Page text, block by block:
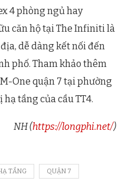
4 phòng ngủ hay
căn hộ tại The Infiniti là
dễ dàng kết nối đến
phố. Tham khảo thêm
One quận 7 tại phường
tầng của cầu TT4.
NH (https://longphi.net/)
TẦNG QUẬN 7